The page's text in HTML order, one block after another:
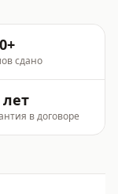
сдано
лет
в договоре